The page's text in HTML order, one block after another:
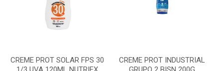
CREME PROT SOLAR FPS 30
CREME PROT INDUSTRIAL